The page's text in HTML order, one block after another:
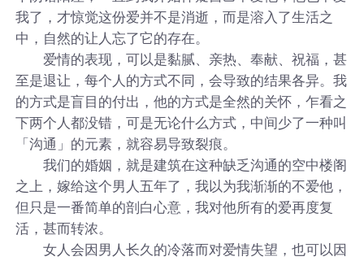
我了，才惊觉这份爱并不是消逝，而是溶入了生活之
中，自然的让人忘了它的存在。
爱情的表现，可以是黏腻、亲热、奉献、祝福，甚
至是退让，每个人的方式不同，会导致的结果各异。我
的方式是盲目的付出，他的方式是全然的关怀，乍看之
下两个人都没错，可是无论什么方式，中间少了一种叫
「沟通」的元素，就容易导致裂痕。
我们的婚姻，就是建筑在这种缺乏沟通的空中楼阁
之上，嫁给这个男人五年了，我以为我渐渐的不爱他，
但只是一番简单的剖白心意，我对他所有的爱再度复
活，甚而转浓。
女人会因男人长久的冷落而对爱情失望，也可以因